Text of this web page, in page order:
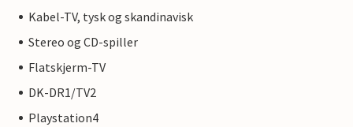
Kabel-TV, tysk og skandinavisk
Stereo og CD-spiller
Flatskjerm-TV
DK-DR1/TV2
Playstation4